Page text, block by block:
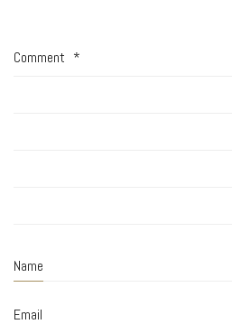
Comment *
Name
Email